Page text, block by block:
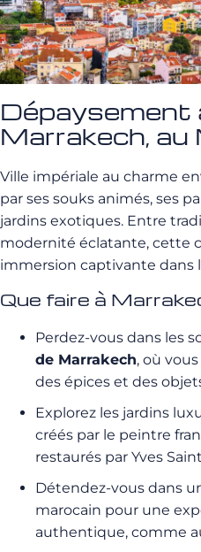
Dépaysement
Marrakech, au
Ville impériale au charme
par ses souks animés, ses
jardins exotiques. Entre
modernité éclatante, cette
immersion captivante dans
Que faire à
Perdez-vous dans les
de Marrakech, où
des épices et des
Explorez les jardins
créés par le peintre
restaurés par Yves
Détendez-vous dans
marocain pour une
authentique, comme